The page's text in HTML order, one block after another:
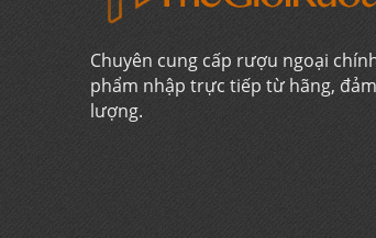
Chuyên cung cấp rượu ngoại
phẩm nhập trực tiếp từ hãng,
lượng.